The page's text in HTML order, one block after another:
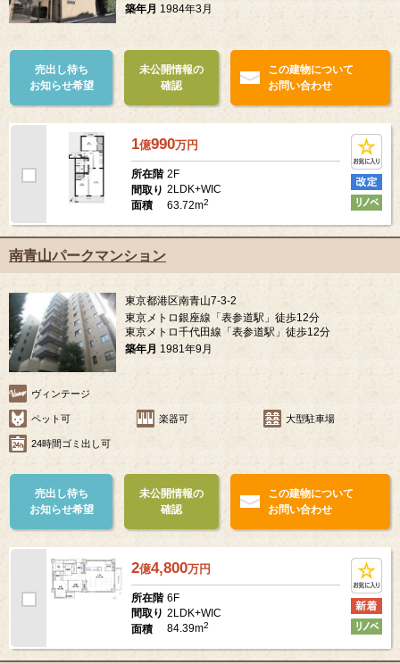
築年月 1984年3月
売出し待ち
お知らせ希望
未公開情報の
確認
この建物について
お問い合わせ
1億990万円
所在階 2F
間取り 2LDK+WIC
面積
63.72m2
南青山パークマンション
東京都港区南青山7-3-2
東京メトロ銀座線「表参道駅」徒歩12分
東京メトロ千代田線「表参道駅」徒歩12分
築年月 1981年9月
ヴィンテージ
ペット可 楽器可 大型駐車場
24時間ゴミ出し可
売出し待ち
お知らせ希望
未公開情報の
確認
この建物について
お問い合わせ
2億4,800万円
所在階 6F
間取り 2LDK+WIC
面積
84.39m2